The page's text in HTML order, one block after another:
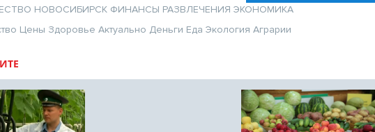
НОВОСИБИРСК ФИНАНСЫ РАЗВЛЕЧЕНИЯ ЭКОНОМИКА
Цены Здоровье Актуально Деньги Еда Экология Аграрии